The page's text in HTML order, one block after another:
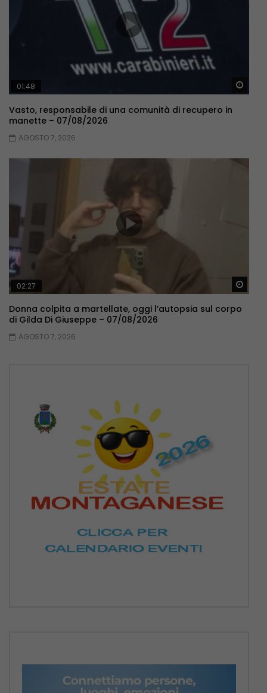
01:48
Vasto, responsabile di una comunità di recupero in
manette – 07/08/2026
AGOSTO 7, 2026
02:27
Donna colpita a martellate, oggi l’autopsia sul corpo
di Gilda Di Giuseppe – 07/08/2026
AGOSTO 7, 2026